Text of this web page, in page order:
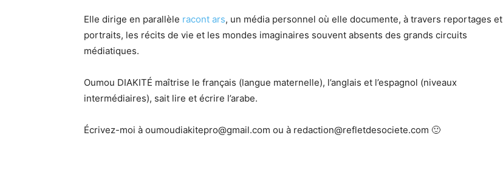
Elle dirige en parallèle racont ars, un média personnel où elle documente, à travers reportages et
portraits, les récits de vie et les mondes imaginaires souvent absents des grands circuits
médiatiques.
Oumou DIAKITÉ maîtrise le français (langue maternelle), l’anglais et l’espagnol (niveaux
intermédiaires), sait lire et écrire l’arabe.
Écrivez-moi à oumoudiakitepro@gmail.com ou à redaction@refletdesociete.com 🙂